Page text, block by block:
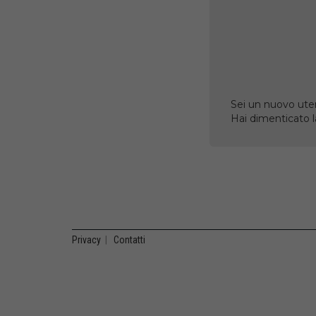
Sei un nuovo
Hai dimenticato
Privacy Contatti